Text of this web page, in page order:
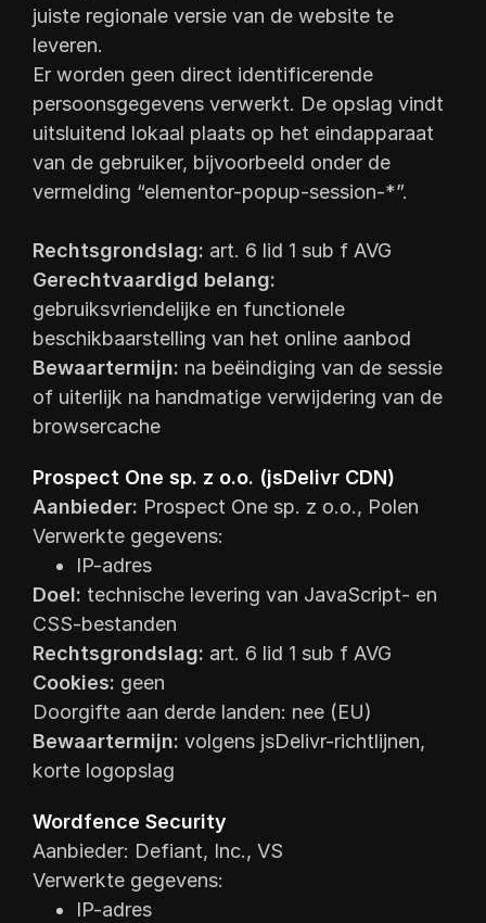
juiste regionale versie van de website te
leveren.
Er worden geen direct identificerende
persoonsgegevens verwerkt. De opslag vindt
uitsluitend lokaal plaats op het eindapparaat
van de gebruiker, bijvoorbeeld onder de
vermelding “elementor-popup-session-*”.
Rechtsgrondslag: art. 6 lid 1 sub f AVG
Gerechtvaardigd belang:
gebruiksvriendelijke en functionele
beschikbaarstelling van het online aanbod
Bewaartermijn: na beëindiging van de sessie
of uiterlijk na handmatige verwijdering van de
browsercache
Prospect One sp. z o.o. (jsDelivr CDN)
Aanbieder: Prospect One sp. z o.o., Polen
Verwerkte gegevens:
IP-adres
Doel: technische levering van JavaScript- en
CSS-bestanden
Rechtsgrondslag: art. 6 lid 1 sub f AVG
Cookies: geen
Doorgifte aan derde landen: nee (EU)
Bewaartermijn: volgens jsDelivr-richtlijnen,
korte logopslag
Wordfence Security
Aanbieder: Defiant, Inc., VS
Verwerkte gegevens:
IP-adres